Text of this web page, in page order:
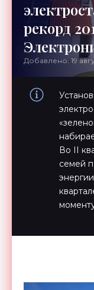
рекорд
Добавлено: 19
Во II
семей